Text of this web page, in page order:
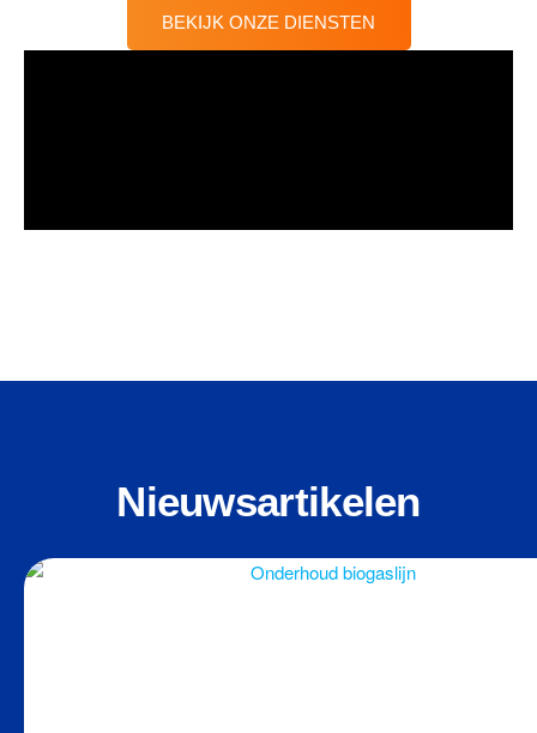
BEKIJK ONZE DIENSTEN
Nieuwsartikelen